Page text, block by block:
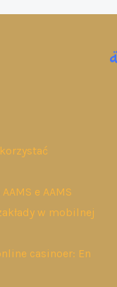
e AAMS
w mobilnej
casinoer: En